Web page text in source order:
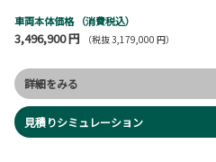
車両本体価格 （消費税込）
3,496,900 円 （税抜 3,179,000 円）
詳細をみる
見積りシミュレーション